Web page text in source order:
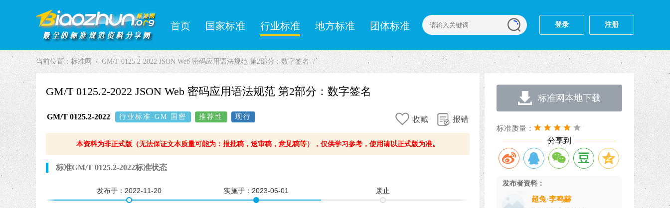
首页 国家标准 行业标准 地方标准
团体标准
登录 注册
当前位置：标准网 GM/T 0125.2-2022 JSON Web 密码应用语法规范 第2部分：数字签名
GM/T 0125.2-2022 JSON Web 密码应用语法规范 第2部分：数字签名
GM/T 0125.2-2022 行业标准-GM 国密 推荐性 现行 收藏 报错
本资料为非正式版（无法保证文本质量可能为：报批稿，送审稿，意见稿等），仅供学习参考，使用请以正式版为准。
标准GM/T 0125.2-2022标准状态
发布于： 2022-11-20 实施于： 2023-06-01 废止
标准网本地下载
标准质量：
分享到
发布者资料：
超兔·李鸣赫